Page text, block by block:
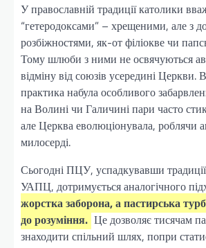
У православній традиції католики
“гетеродоксами” – хрещеними, але з
розбіжностями, як-от філіокве чи
Тому шлюби з ними не освячуються
відміну від союзів усередині Церкви.
практика набула особливого
на Волині чи Галичині пари часто
але Церква еволюціонувала, роблячи
милосерді.
Сьогодні ПЦУ, успадкувавши
УАПЦ, дотримується аналогічного
жорстка заборона, а пастирська
до розуміння. Це дозволяє тисячам
знаходити спільний шлях, попри